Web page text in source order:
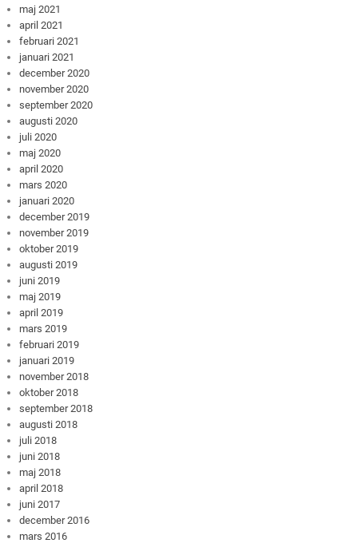
maj 2021
april 2021
februari 2021
januari 2021
december 2020
november 2020
september 2020
augusti 2020
juli 2020
maj 2020
april 2020
mars 2020
januari 2020
december 2019
november 2019
oktober 2019
augusti 2019
juni 2019
maj 2019
april 2019
mars 2019
februari 2019
januari 2019
november 2018
oktober 2018
september 2018
augusti 2018
juli 2018
juni 2018
maj 2018
april 2018
juni 2017
december 2016
mars 2016